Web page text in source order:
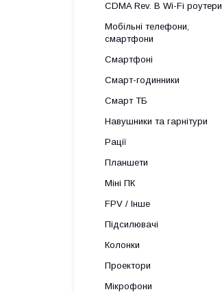
CDMA Rev. B Wi-Fi роутери
Мобільні телефони,
смартфони
Смартфоні
Смарт-годинники
Смарт ТБ
Навушники та гарнітури
Рації
Планшети
Міні ПК
FPV / Інше
Підсилювачі
Колонки
Проектори
Мікрофони